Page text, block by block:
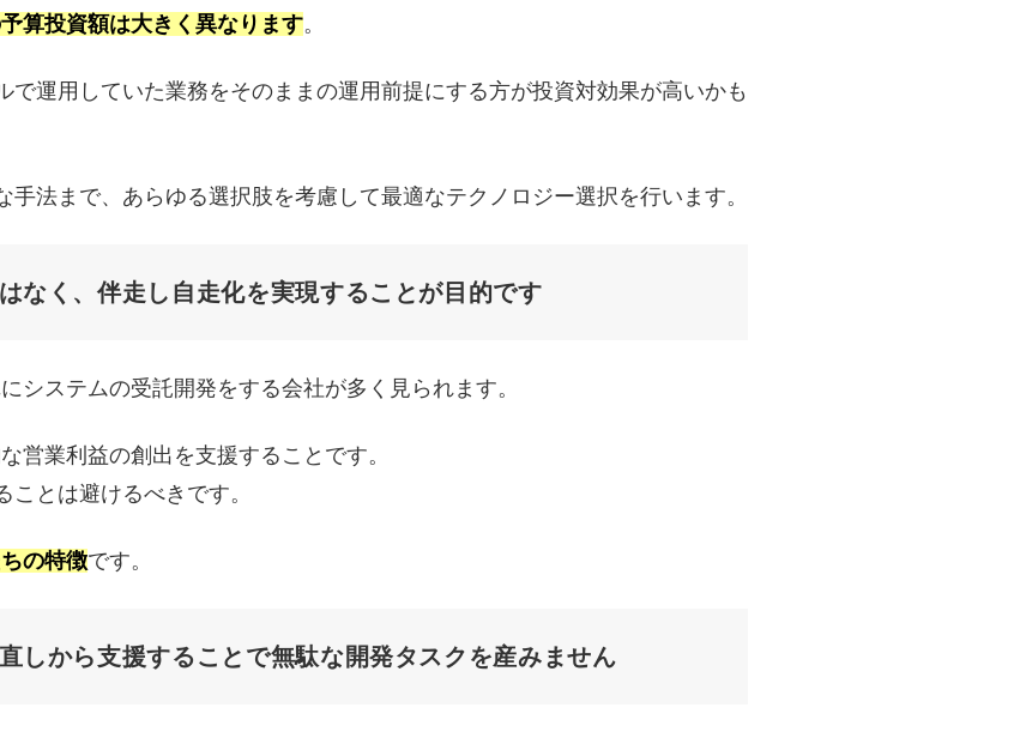
算投資額は大きく異なります。
で運用していた業務をそのままの運用前提にする方が投資対効果が高いかも
法まで、あらゆる選択肢を考慮して最適なテクノロジー選択を行います。
なく、伴走し自走化を実現することが目的です
システムの受託開発をする会社が多く見られます。
営業利益の創出を支援することです。
とは避けるべきです。
の特徴です。
しから支援することで無駄な開発タスクを産みません